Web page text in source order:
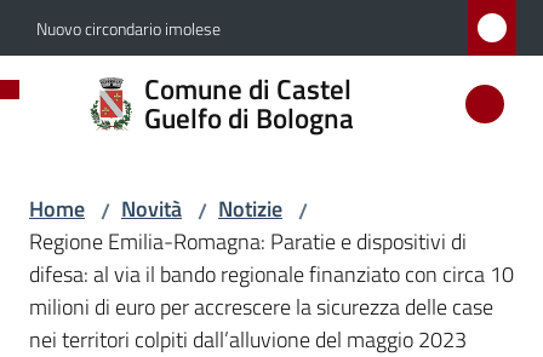
Vai al contenuto
Vai alla navigazione
Vai al footer
Nuovo circondario imolese
Comune di Castel
Guelfo di Bologna
Comune
di
di
Bologna
Home / Novità / Notizie /
Regione Emilia-Romagna: Paratie e dispositivi di
difesa: al via il bando regionale finanziato con circa 10
milioni di euro per accrescere la sicurezza delle case
nei territori colpiti dall’alluvione del maggio 2023